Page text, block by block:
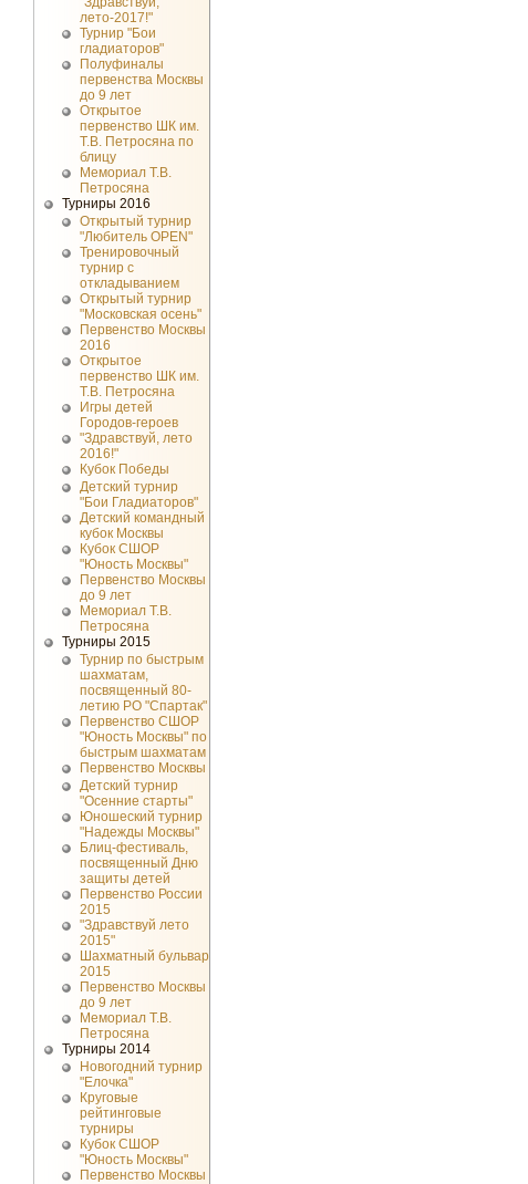
лето-2017!"
Турнир "Бои
гладиаторов"
Полуфиналы
первенства Москвы
до 9 лет
Открытое
первенство ШК им.
Т.В. Петросяна по
блицу
Мемориал Т.В.
Петросяна
Турниры 2016
Открытый турнир
"Любитель OPEN"
Тренировочный
турнир с
откладыванием
Открытый турнир
"Московская осень"
Первенство Москвы
2016
Открытое
первенство ШК им.
Т.В. Петросяна
Игры детей
Городов-героев
"Здравствуй, лето
2016!"
Кубок Победы
Детский турнир
"Бои Гладиаторов"
Детский командный
кубок Москвы
Кубок СШОР
"Юность Москвы"
Первенство Москвы
до 9 лет
Мемориал Т.В.
Петросяна
Турниры 2015
Турнир по быстрым
шахматам,
посвященный 80-
летию РО "Спартак"
Первенство СШОР
"Юность Москвы" по
быстрым шахматам
Первенство Москвы
Детский турнир
"Осенние старты"
Юношеский турнир
"Надежды Москвы"
Блиц-фестиваль,
посвященный Дню
защиты детей
Первенство России
2015
"Здравствуй лето
2015"
Шахматный бульвар
2015
Первенство Москвы
до 9 лет
Мемориал Т.В.
Петросяна
Турниры 2014
Новогодний турнир
"Елочка"
Круговые
рейтинговые
турниры
Кубок СШОР
"Юность Москвы"
Первенство Москвы